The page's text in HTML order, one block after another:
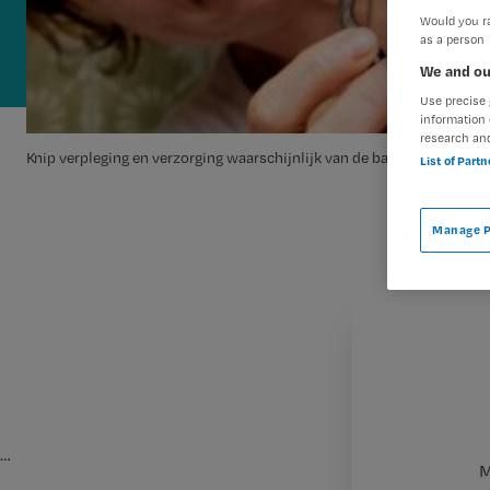
Knip verpleging en verzorging waarschijnlijk van de baan
…
Would you
as a person
We and
Use
information
research
List of
Manage